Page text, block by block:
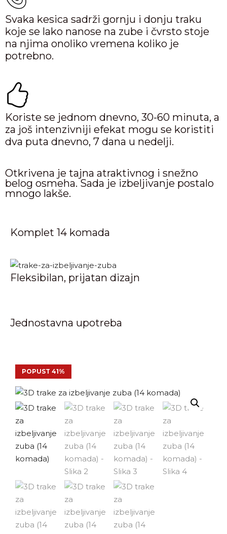
Svaka kesica sadrži gornju i donju traku
koje se lako nanose na zube i čvrsto stoje
na njima onoliko vremena koliko je
potrebno.
Koriste se jednom dnevno, 30-60 minuta, a
za još intenzivniji efekat mogu se koristiti
dva puta dnevno, 7 dana u nedelji.
Otkrivena je tajna atraktivnog i snežno
belog osmeha. Sada je izbeljivanje postalo
mnogo lakše.
Komplet 14 komada
Fleksibilan, prijatan dizajn
Jednostavna upotreba
POPUST 41%